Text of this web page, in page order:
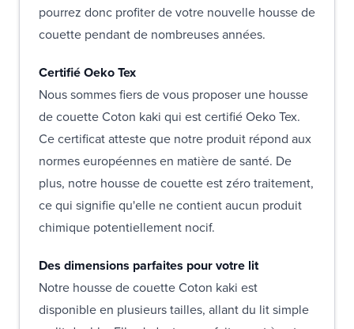
pourrez donc profiter de votre nouvelle housse de
couette pendant de nombreuses années.
Certifié Oeko Tex
Nous sommes fiers de vous proposer une housse
de couette Coton kaki qui est certifié Oeko Tex.
Ce certificat atteste que notre produit répond aux
normes européennes en matière de santé. De
plus, notre housse de couette est zéro traitement,
ce qui signifie qu'elle ne contient aucun produit
chimique potentiellement nocif.
Des dimensions parfaites pour votre lit
Notre housse de couette Coton kaki est
disponible en plusieurs tailles, allant du lit simple